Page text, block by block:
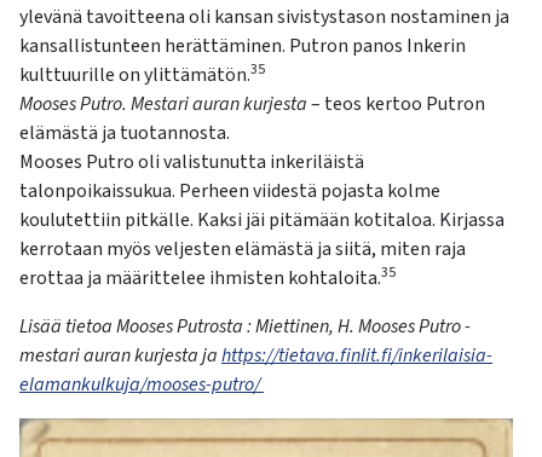
ylevänä tavoitteena oli kansan sivistystason nostaminen ja
kansallistunteen herättäminen. Putron panos Inkerin
kulttuurille on ylittämätön.35
Mooses Putro. Mestari auran kurjesta– teos kertoo Putron
elämästä ja tuotannosta.
Mooses Putro oli valistunutta inkeriläistä
talonpoikaissukua. Perheen viidestä pojasta kolme
koulutettiin pitkälle. Kaksi jäi pitämään kotitaloa. Kirjassa
kerrotaan myös veljesten elämästä ja siitä, miten raja
erottaa ja määrittelee ihmisten kohtaloita.35
Lisää tietoa Mooses Putrosta : Miettinen, H. Mooses Putro -
mestari auran kurjesta jahttps://tietava.finlit.fi/inkerilaisia-
elamankulkuja/mooses-putro/